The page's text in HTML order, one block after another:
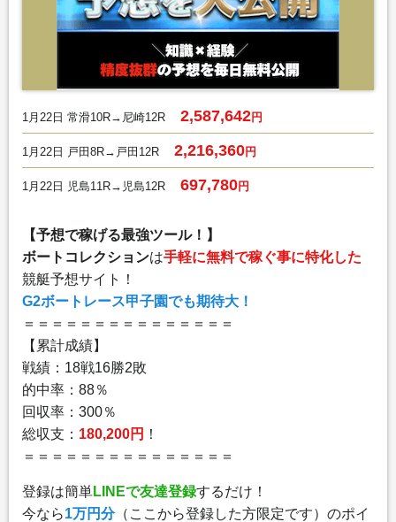
1月22日 常滑10R→尼崎12R 2,587,642円
1月22日 戸田8R→戸田12R 2,216,360円
1月22日 児島11R→児島12R 697,780円
【予想で稼げる最強ツール！】
ボートコレクションは手軽に無料で稼ぐ事に特化した
競艇予想サイト！
G2ボートレース甲子園でも期待大！
＝＝＝＝＝＝＝＝＝＝＝＝＝＝＝
【累計成績】
戦績：18戦16勝2敗
的中率：88％
回収率：300％
総収支： 180,200円 ！
＝＝＝＝＝＝＝＝＝＝＝＝＝＝＝
登録は簡単LINEで友達登録するだけ！
今なら1万円分（ここから登録した方限定です）のポイ